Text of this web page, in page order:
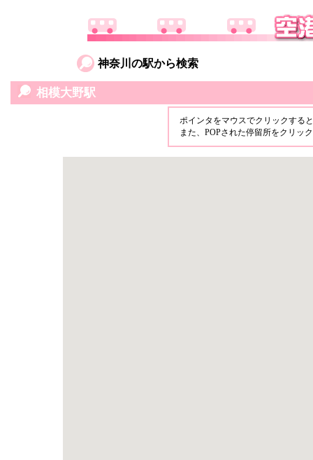
神奈川の駅から検索
相模大野駅
ポインタをマウスでクリックする
また、POPされた停留所をクリッ